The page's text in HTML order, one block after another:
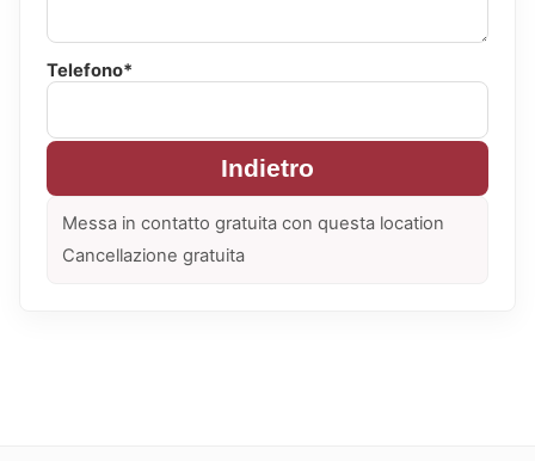
Telefono*
Indietro
Messa in contatto gratuita con questa location
Cancellazione gratuita